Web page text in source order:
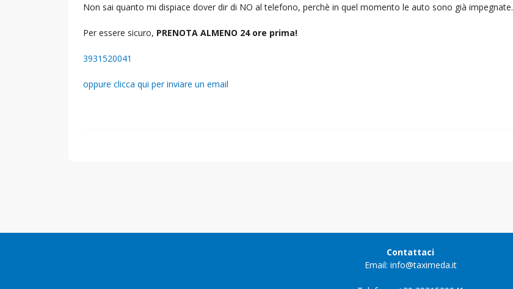
Non sai quanto mi dispiace dover dir di NO al telefono, perchè in quel momento le auto sono già impegnate.
Per essere sicuro, PRENOTA ALMENO 24 ore prima!
3931520041
oppure clicca qui per inviare un email
Contattaci
Email: info@taximeda.it